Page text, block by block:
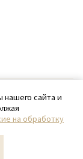
сайта и
на обработку